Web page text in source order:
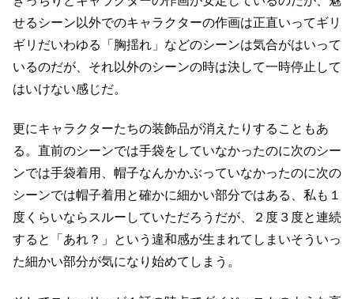
せるシーン以外でのキャラクターの作画は正直いってギリ
ギリだいわゆる「胸揺れ」などのシーンは気合がはいって
いるのだが、 それ以外のシーンの時は決して一時停止して
はいけない感じだ。
更にキャラクターたちの装飾品が消えたりすることもあ
る。 直前のシーンでは手袋をしていなかったのに次のシー
ンでは手袋着用、 帽子なんかかぶっていなかったのに次の
シーンでは帽子着用と確かに細かい部分ではある、私も１
度くらいならスルーしていただろう だが、２度３度と連続
すると「あれ？」という違和感が生まれてしまいそういっ
た細かい部分が気になり始めてしまう。